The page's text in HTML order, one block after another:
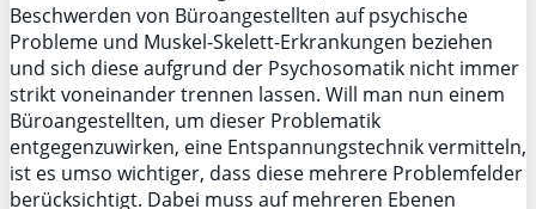
Beschwerden von Büroangestellten auf psychische
Probleme und Muskel-Skelett-Erkrankungen beziehen
und sich diese aufgrund der Psychosomatik nicht immer
strikt voneinander trennen lassen. Will man nun einem
Büroangestellten, um dieser Problematik
entgegenzuwirken, eine Entspannungstechnik vermitteln,
ist es umso wichtiger, dass diese mehrere Problemfelder
berücksichtigt. Dabei muss auf mehreren Ebenen